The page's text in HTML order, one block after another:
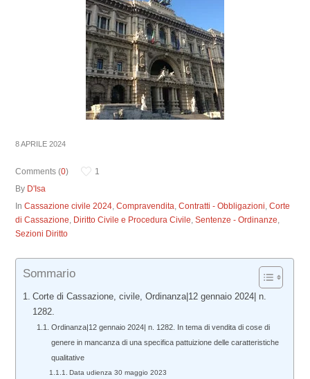
8 APRILE 2024
Comments (0)
1
By D'Isa
InCassazione civile 2024,Compravendita,Contratti - Obbligazioni,Corte
di Cassazione, Diritto Civile e Procedura Civile,Sentenze - Ordinanze,
Sezioni Diritto
Sommario
Corte di Cassazione, civile, Ordinanza|12 gennaio 2024| n.
1282.
Ordinanza|12 gennaio 2024| n. 1282. In tema di vendita di cose di
genere in mancanza di una specifica pattuizione delle caratteristiche
qualitative
Data udienza 30 maggio 2023